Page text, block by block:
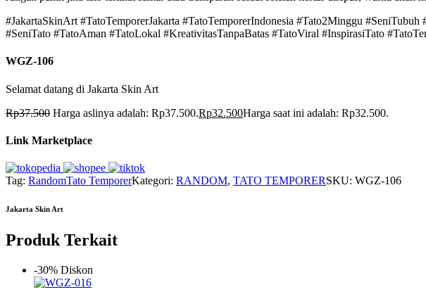
#JakartaSkinArt #TatoTemporerJakarta #TatoTemporerIndonesia #Tato2Minggu
#SeniTato #TatoAman #TatoLokal #KreativitasTanpaBatas #TatoViral #InspirasiTato
WGZ-106
Selamat datang di Jakarta Skin Art
Rp37.500 Harga aslinya adalah: Rp37.500.Rp32.500Harga saat ini adalah: Rp32.500.
Link Marketplace
Tag: RandomTato TemporerKategori: RANDOM, TATO TEMPORERSKU: WGZ-106
Jakarta Skin Art
Produk Terkait
-30% Diskon